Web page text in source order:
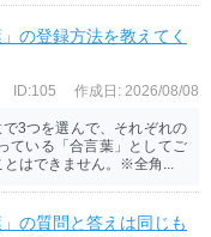
の登録方法を教えてく
ID:105 作成日: 2026/08/08
3つを選んで、それぞれの
ている「合言葉」としてご
はできません。※全角...
の質問と答えは同じも